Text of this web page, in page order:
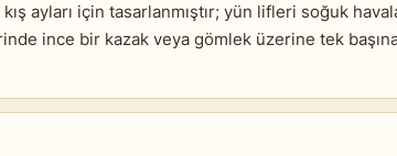
ayları için tasarlanmıştır; yün lifleri soğuk
ince bir kazak veya gömlek üzerine tek